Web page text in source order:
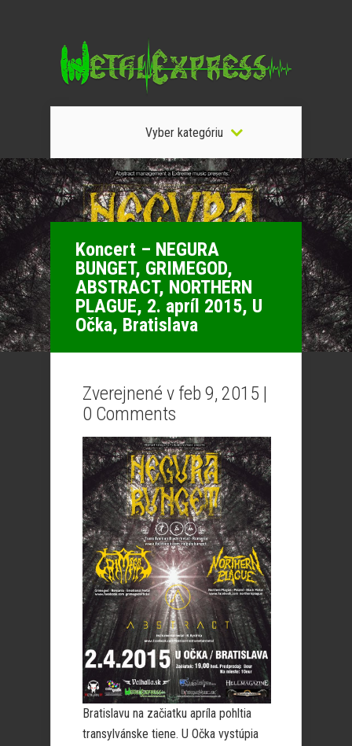
Vyber kategóriu
Koncert – NEGURA
BUNGET, GRIMEGOD,
ABSTRACT, NORTHERN
PLAGUE, 2. apríl 2015, U
Očka, Bratislava
Zverejnené v feb 9, 2015 |
0 Comments
Bratislavu na začiatku apríla pohltia
transylvánske tiene. U Očka vystúpia